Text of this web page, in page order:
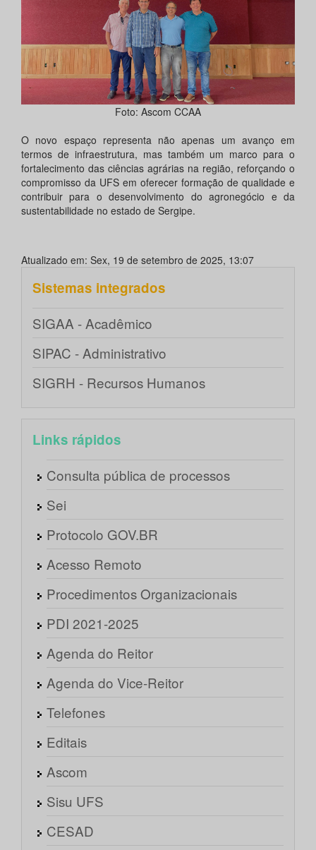
Foto: Ascom CCAA
O novo espaço representa não apenas um avanço em
termos de infraestrutura, mas também um marco para o
fortalecimento das ciências agrárias na região, reforçando o
compromisso da UFS em oferecer formação de qualidade e
contribuir para o desenvolvimento do agronegócio e da
sustentabilidade no estado de Sergipe.
Atualizado em: Sex, 19 de setembro de 2025, 13:07
Sistemas integrados
SIGAA - Acadêmico
SIPAC - Administrativo
SIGRH - Recursos Humanos
Links rápidos
Consulta pública de processos
Sei
Protocolo GOV.BR
Acesso Remoto
Procedimentos Organizacionais
PDI 2021-2025
Agenda do Reitor
Agenda do Vice-Reitor
Telefones
Editais
Ascom
Sisu UFS
CESAD